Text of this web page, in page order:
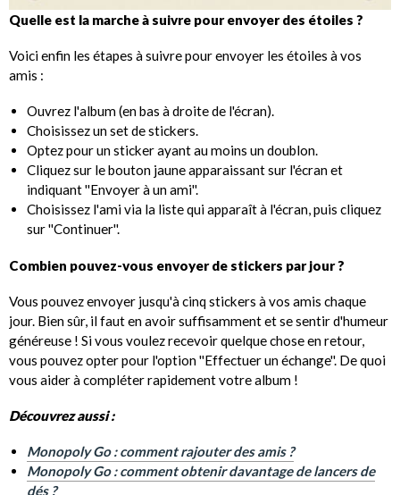
Quelle est la marche à suivre pour envoyer des étoiles ?
Voici enfin les étapes à suivre pour envoyer les étoiles à vos
amis :
Ouvrez l'album (en bas à droite de l'écran).
Choisissez un set de stickers.
Optez pour un sticker ayant au moins un doublon.
Cliquez sur le bouton jaune apparaissant sur l'écran et
indiquant ''Envoyer à un ami''.
Choisissez l'ami via la liste qui apparaît à l'écran, puis cliquez
sur ''Continuer''.
Combien pouvez-vous envoyer de stickers par jour ?
Vous pouvez envoyer jusqu'à cinq stickers à vos amis chaque
jour. Bien sûr, il faut en avoir suffisamment et se sentir d'humeur
généreuse ! Si vous voulez recevoir quelque chose en retour,
vous pouvez opter pour l'option ''Effectuer un échange''. De quoi
vous aider à compléter rapidement votre album !
Découvrez aussi :
Monopoly Go : comment rajouter des amis ?
Monopoly Go : comment obtenir davantage de lancers de
dés ?